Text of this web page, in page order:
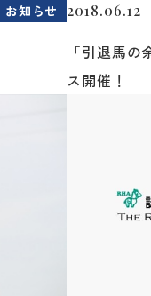
お知らせ 2018.06.12
「引退馬
ス開催！